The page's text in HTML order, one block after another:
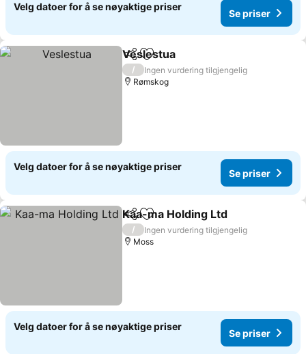
Velg datoer for å se nøyaktige priser
Se priser
Del Legg til i favoritter
Veslestua
/
Ingen vurdering tilgjengelig
Rømskog
Velg datoer for å se nøyaktige priser
Se priser
Del Legg til i favoritter
Kaa-ma Holding Ltd
/
Ingen vurdering tilgjengelig
Moss
Velg datoer for å se nøyaktige priser
Se priser